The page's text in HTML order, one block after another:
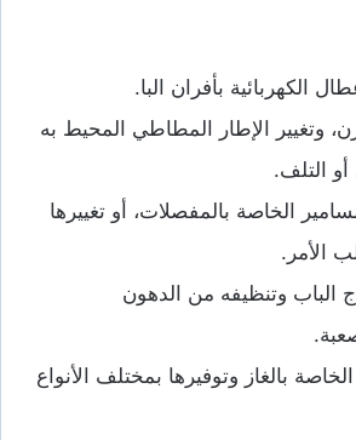
الكهربائية بأفران البا.
وتغيير الإطار المطاطي المحيط به
التلف.
الخاصة بالمفصلات، أو تغييرها
الأمر.
الباب وتنظيفه من الدهون
بالغاز وتوفيرها بمختلف الأنواع